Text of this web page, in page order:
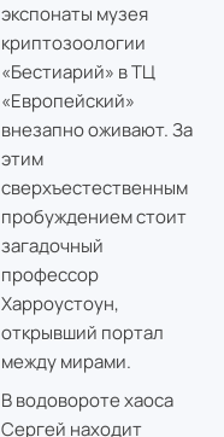
экспонаты музея
криптозоологии
«Бестиарий» в ТЦ
«Европейский»
внезапно оживают. За
этим
сверхъестественным
пробуждением стоит
загадочный
профессор
Харроустоун,
открывший портал
между мирами.
В водовороте хаоса
Сергей находит